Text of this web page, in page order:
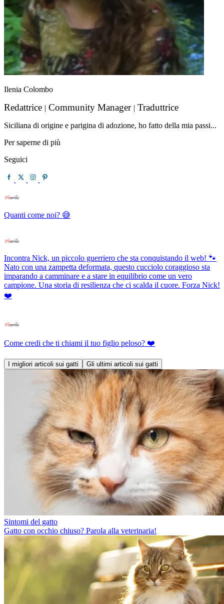
Ilenia Colombo
Redattrice | Community Manager | Traduttrice
Siciliana di origine e parigina di adozione, ho fatto della mia passi...
Per saperne di più
Seguici
Quanti come noi? 😅
Incontra Nick, un piccolo guerriero che sta conquistando il web! 🐾
Nato con una zampetta deformata, questo cucciolo coraggioso sta
imparando a camminare e a stare in equilibrio come un vero
campione. Una storia di resilienza che ci scalda il cuore. Forza Nick!
❤️
Come credi che ti chiami il tuo figlio peloso? ❤️
I migliori articoli sui gatti Gli ultimi articoli sui gatti
Sintomi del gatto
Gatto con occhio chiuso? Parola alla veterinaria!